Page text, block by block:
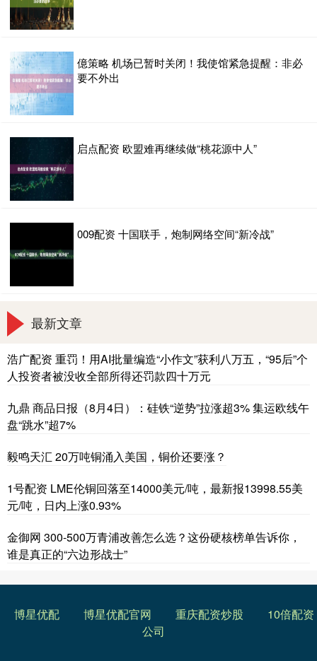
億策略 机场已暂时关闭！我使馆紧急提醒：非必
要不外出
启点配资 欧盟难再继续做“桃花源中人”
009配资 十国联手，炮制网络空间“新冷战”
最新文章
浩广配资 重罚！用AI批量编造“小作文”获利八万五，“95后”个
人投资者被没收全部所得还罚款四十万元
九鼎 商品日报（8月4日）：硅铁“逆势”拉涨超3% 集运欧线午
盘“跳水”超7%
毅鸣天汇 20万吨铜涌入美国，铜价还要涨？
1号配资 LME伦铜回落至14000美元/吨，最新报13998.55美
元/吨，日内上涨0.93%
金御网 300-500万青浦改善怎么选？这份硬核榜单告诉你，
谁是真正的“六边形战士”
博星优配 博星优配官网 重庆配资炒股
10倍配资
公司